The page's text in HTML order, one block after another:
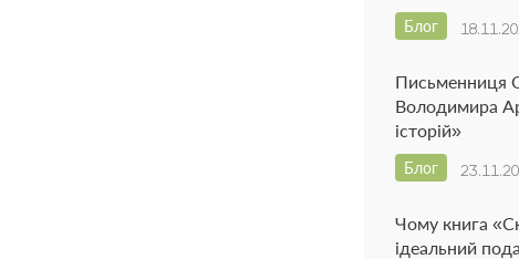
Блог
Письменниця
Володимира
історій»
Блог
Чому книга
ідеальний